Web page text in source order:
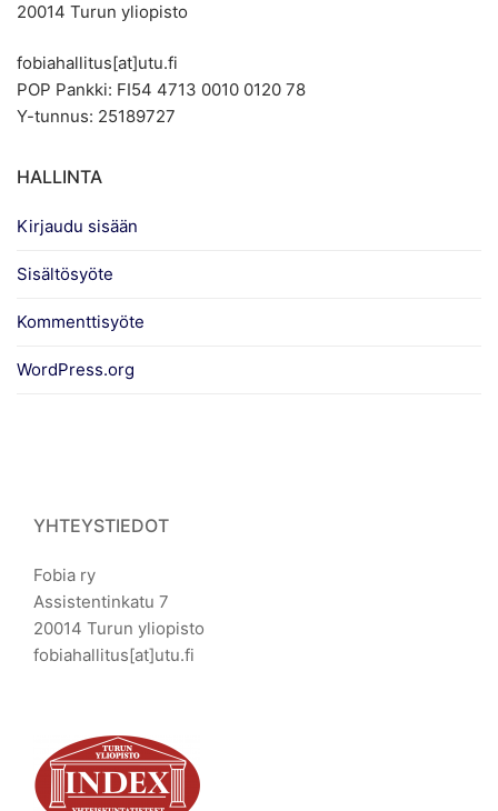
20014 Turun yliopisto
fobiahallitus[at]utu.fi
POP Pankki: FI54 4713 0010 0120 78
Y-tunnus: 25189727
HALLINTA
Kirjaudu sisään
Sisältösyöte
Kommenttisyöte
WordPress.org
YHTEYSTIEDOT
Fobia ry
Assistentinkatu 7
20014 Turun yliopisto
fobiahallitus[at]utu.fi